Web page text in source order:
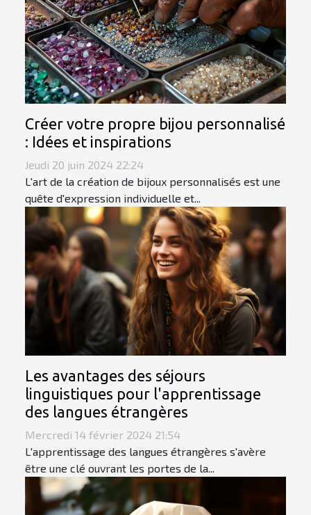
Créer votre propre bijou personnalisé
: Idées et inspirations
Jeudi 20 juin 2024 22:24
L'art de la création de bijoux personnalisés est une
quête d'expression individuelle et...
Les avantages des séjours
linguistiques pour l'apprentissage
des langues étrangères
Mercredi 14 février 2024 21:54
L'apprentissage des langues étrangères s'avère
être une clé ouvrant les portes de la...